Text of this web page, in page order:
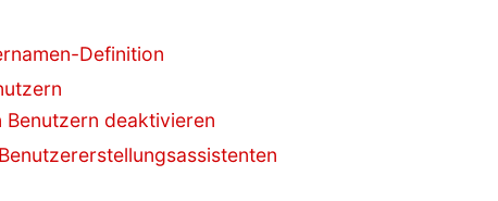
Definition
Benutzern deaktivieren